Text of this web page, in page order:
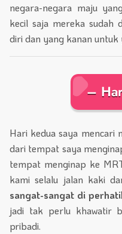
negara-negara maju
kecil saja mereka sudah
diri dan yang kanan untuk
–
Hari kedua saya mencari
dari tempat saya
tempat menginap ke
kami selalu jalan kaki
sangat-sangat di
jadi tak perlu khawatir
pribadi.